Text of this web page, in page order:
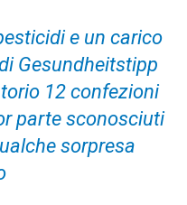
e un carico
Gesundheitstipp
12 confezioni
parte sconosciuti
sorpresa